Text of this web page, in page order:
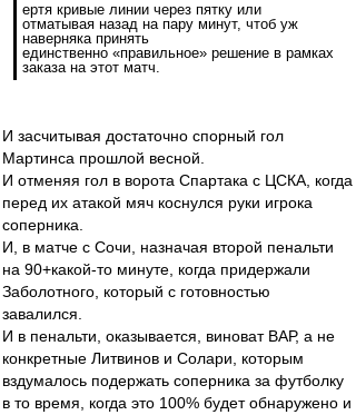
ертя кривые линии через пятку или
отматывая назад на пару минут, чтоб уж
наверняка принять
единственно «правильное» решение в рамках
заказа на этот матч.
И засчитывая достаточно спорный гол
Мартинса прошлой весной.
И отменяя гол в ворота Спартака с ЦСКА, когда
перед их атакой мяч коснулся руки игрока
соперника.
И, в матче с Сочи, назначая второй пенальти
на 90+какой-то минуте, когда придержали
Заболотного, который с готовностью
завалился.
И в пенальти, оказывается, виноват ВАР, а не
конкретные Литвинов и Солари, которым
вздумалось подержать соперника за футболку
в то время, когда это 100% будет обнаружено и